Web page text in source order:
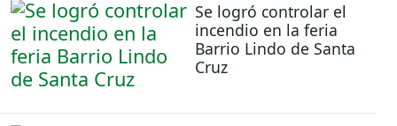
Se logró controlar el
incendio en la feria
Barrio Lindo de Santa
Cruz